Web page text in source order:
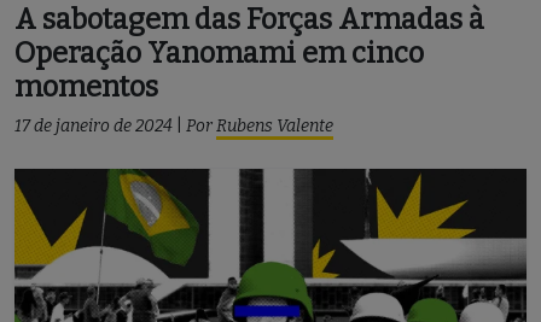
A sabotagem das Forças Armadas à
Operação Yanomami em cinco
momentos
17 de janeiro de 2024 PorRubens Valente